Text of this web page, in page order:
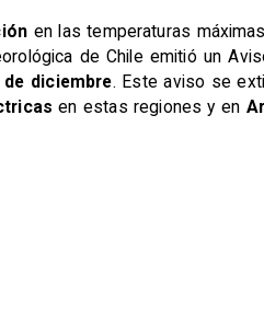
en las temperaturas
de Chile emitió un
diciembre. Este aviso se
en estas regiones y en